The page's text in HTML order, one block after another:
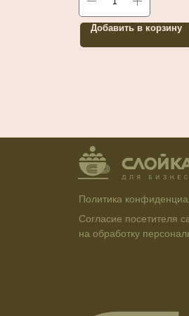
Добавить в корзину
Политика
Согласие посетителя
на обработку